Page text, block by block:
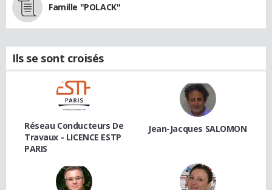
Famille "POLACK"
Ils se sont croisés
Réseau Conducteurs De
Travaux - LICENCE ESTP
PARIS
Jean-Jacques SALOMON